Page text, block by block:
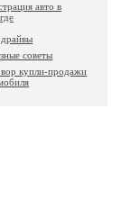
авто в
советы
купли-продажи